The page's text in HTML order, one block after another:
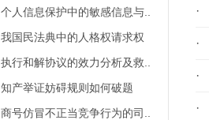
个人信息保护中的敏感信息与..
我国民法典中的人格权请求权
执行和解协议的效力分析及救..
知产举证妨碍规则如何破题
商号仿冒不正当竞争行为的司..
·
·
·
·